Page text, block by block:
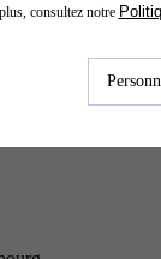
consultez notre